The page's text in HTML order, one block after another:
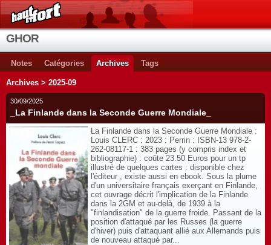
GHOR
Notes Catégories Archives Tags
Archives > 2025-09
30/09/2025
_La Finlande dans la Seconde Guerre Mondiale_
La Finlande dans la Seconde Guerre Mondiale :
Louis CLERC : 2023 : Perrin : ISBN-13 978-2-
262-08117-1 : 383 pages (y compris index et
bibliographie) : coûte 23.50 Euros pour un tp
illustré de quelques cartes : disponible chez
l'éditeur , existe aussi en ebook. Sous la plume
d'un universitaire français exerçant en Finlande,
cet ouvrage décrit l'implication de la Finlande
dans la 2GM et au-delà, de 1939 à la
"finlandisation" de la guerre froide. Passant de la
position d'attaqué par les Russes (la guerre
d'hiver) puis d'attaquant allié aux Allemands puis
de nouveau attaqué par...